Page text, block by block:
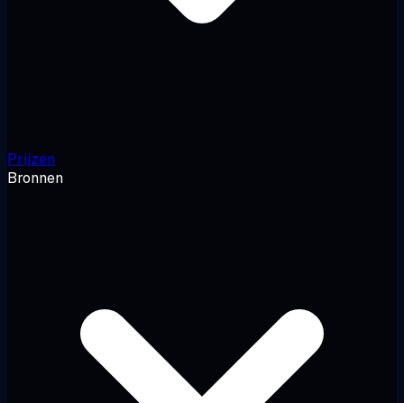
Prijzen
Bronnen